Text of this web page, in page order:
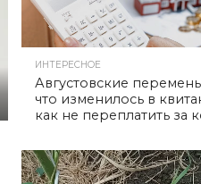
ИНТЕРЕСНОЕ
Августовские
что изменилось в
как не переплатить за